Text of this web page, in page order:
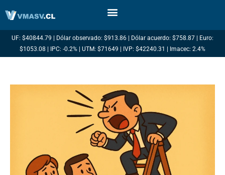
UF: $40844.79 | Dólar observado: $913.86 | Dólar acuerdo: $758.87 | Euro:
$1053.08 | IPC: -0.2% | UTM: $71649 | IVP: $42240.31 | Imacec: 2.4%